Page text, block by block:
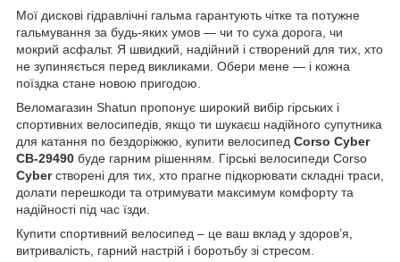
Мої дискові гідравлічні гальма гарантують чітке та потужне
гальмування за будь-яких умов — чи то суха дорога, чи
мокрий асфальт. Я швидкий, надійний і створений для тих, хто
не зупиняється перед викликами. Обери мене — і кожна
поїздка стане новою пригодою.
Веломагазин Shatun пропонує широкий вибір гірських і
спортивних велосипедів, якщо ти шукаєш надійного супутника
для катання по бездоріжжю, купити велосипед Corso Cyber
CB-29490 буде гарним рішенням. Гірські велосипеди Corso
Cyberстворені для тих, хто прагне підкорювати складні траси,
долати перешкоди та отримувати максимум комфорту та
надійності під час їзди.
Купити спортивний велосипед – це ваш вклад у здоров’я,
витривалість, гарний настрій і боротьбу зі стресом.